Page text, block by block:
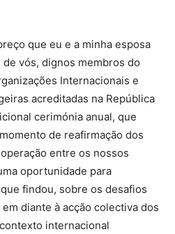
que eu e a minha esposa
vós, dignos membros do
Internacionais e
acreditadas na República
cerimónia anual, que
de reafirmação dos
entre os nossos
oportunidade para
findou, sobre os desafios
diante à acção colectiva dos
internacional